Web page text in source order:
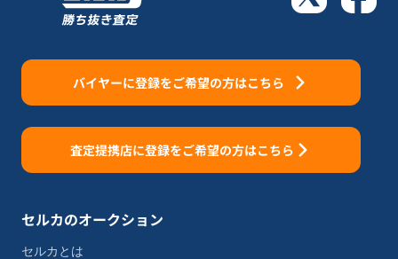
バイヤーに登録をご希望の方はこちら
査定提携店に登録をご希望の方はこちら
セルカのオークション
セルカとは